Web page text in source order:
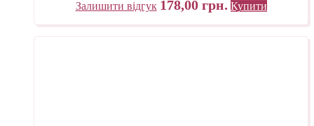
Залишити відгук 178,00 грн. Купити